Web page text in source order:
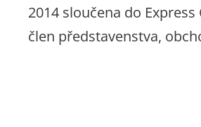
2014 sloučena do Express
člen představenstva,